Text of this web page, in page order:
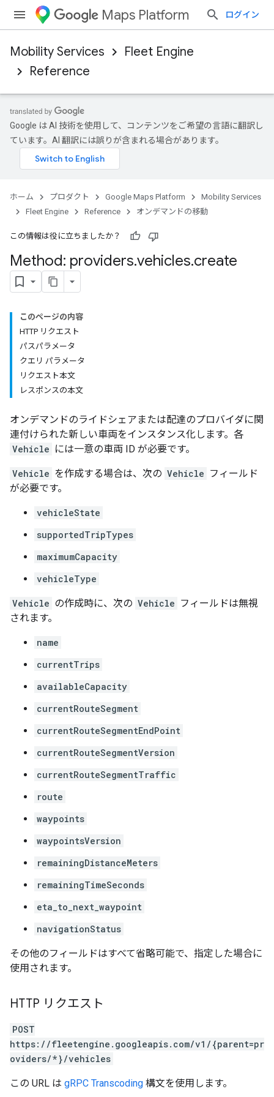
Maps Platform ログイン
Mobility Services
Fleet Engine
Reference
Google は AI 技術を使用して、コンテンツをご希望の言語に翻訳し
ています。AI 翻訳には誤りが含まれる場合があります。
ホーム プロダクト Google Maps Platform
Mobility Services
Fleet Engine
Reference オンデマンドの移動
この情報は役に立ちましたか？
Method: providers.vehicles.create
このページの内容
HTTP リクエスト
パスパラメータ
クエリ パラメータ
リクエスト本文
レスポンスの本文
オンデマンドのライドシェアまたは配達のプロバイダに関
連付けられた新しい車両をインスタンス化します。各
Vehicle には一意の車両 ID が必要です。
Vehicle を作成する場合は、次の Vehicle フィールド
が必要です。
vehicleState
supportedTripTypes
maximumCapacity
vehicleType
Vehicle の作成時に、次の Vehicle フィールドは無視
されます。
name
currentTrips
availableCapacity
currentRouteSegment
currentRouteSegmentEndPoint
currentRouteSegmentVersion
currentRouteSegmentTraffic
route
waypoints
waypointsVersion
remainingDistanceMeters
remainingTimeSeconds
eta_to_next_waypoint
navigationStatus
その他のフィールドはすべて省略可能で、指定した場合に
使用されます。
HTTP リクエスト
POST
https://fleetengine.googleapis.com/v1/{parent=pr
oviders/*}/vehicles
この URL は gRPC Transcoding 構文を使用します。